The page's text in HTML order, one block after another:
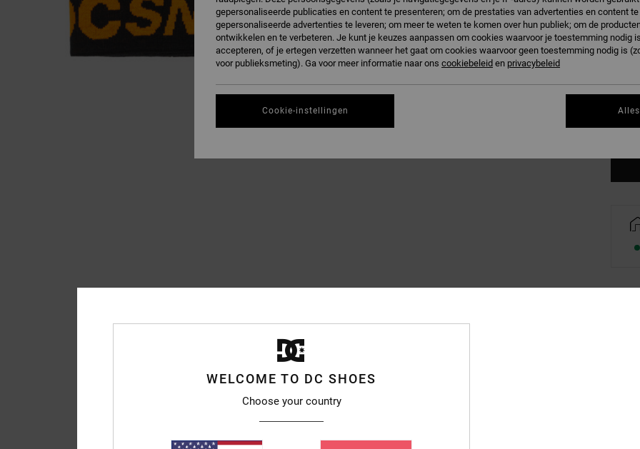
WELCOME TO DC SHOES
Choose your country
gepersonaliseerde publicaties en content te presenteren; om de prestaties van advertenties en content
gepersonaliseerde advertenties te leveren; om meer te weten te komen over hun publiek; om de
ontwikkelen en te verbeteren. Je kunt je keuzes aanpassen om cookies waarvoor je toestemming nodig
accepteren, of je ertegen verzetten wanneer het gaat om cookies waarvoor geen toestemming nodig is
voor publieksmeting). Ga voor meer informatie naar ons cookiebeleid en privacybeleid
Cookie-instellingen